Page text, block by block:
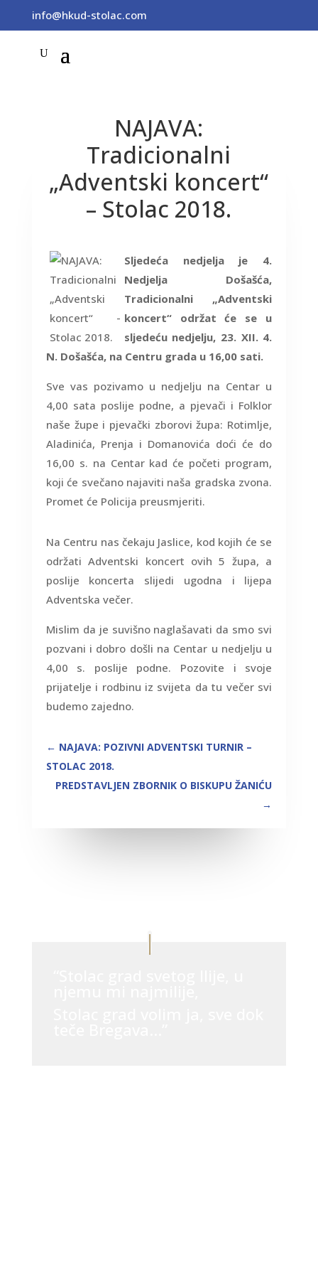
info@hkud-stolac.com
NAJAVA:
Tradicionalni
„Adventski koncert“
– Stolac 2018.
Sljedeća nedjelja je 4.
Nedjelja Došašća,
Tradicionalni „Adventski
koncert“ održat će se u
sljedeću nedjelju, 23. XII. 4.
N. Došašća, na Centru grada u 16,00 sati.
Sve vas pozivamo u nedjelju na Centar u
4,00 sata poslije podne, a pjevači i Folklor
naše župe i pjevački zborovi župa: Rotimlje,
Aladinića, Prenja i Domanovića doći će do
16,00 s. na Centar kad će početi program,
koji će svečano najaviti naša gradska zvona.
Promet će Policija preusmjeriti.
Na Centru nas čekaju Jaslice, kod kojih će se
održati Adventski koncert ovih 5 župa, a
poslije koncerta slijedi ugodna i lijepa
Adventska večer.
Mislim da je suvišno naglašavati da smo svi
pozvani i dobro došli na Centar u nedjelju u
4,00 s. poslije podne. Pozovite i svoje
prijatelje i rodbinu iz svijeta da tu večer svi
budemo zajedno.
← NAJAVA: POZIVNI ADVENTSKI TURNIR –
STOLAC 2018.
PREDSTAVLJEN ZBORNIK O BISKUPU ŽANIĆU
→